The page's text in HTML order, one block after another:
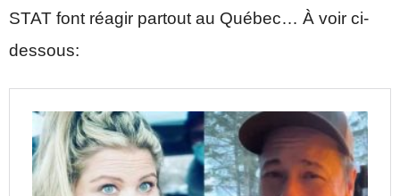
STAT font réagir partout au Québec… À voir ci-
dessous: